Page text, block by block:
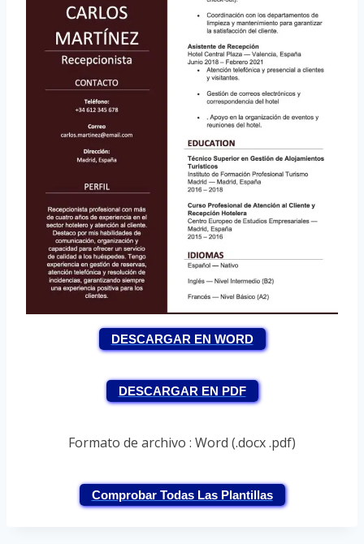
DESCARGAR EN WORD
DESCARGAR EN PDF
Formato de archivo : Word (.docx .pdf)
Comprobar Todas Las Plantillas